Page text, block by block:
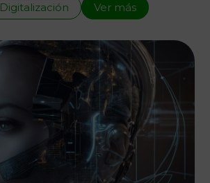
Digitalización Ver más